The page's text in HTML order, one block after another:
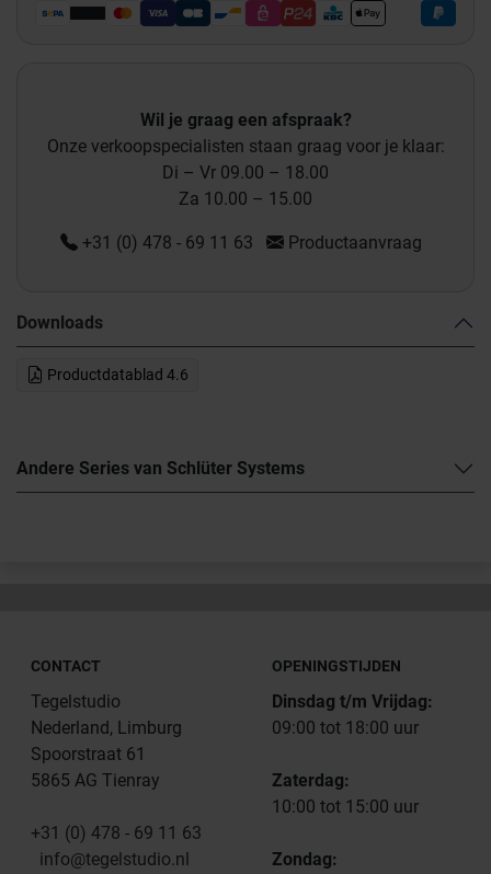
Wil je graag een afspraak?
Onze verkoopspecialisten staan graag voor je klaar:
Di – Vr 09.00 – 18.00
Za 10.00 – 15.00
+31 (0) 478 - 69 11 63 Productaanvraag
Downloads
Productdatablad 4.6
Andere Series van Schlüter Systems
CONTACT
Tegelstudio
Nederland, Limburg
Spoorstraat 61
5865 AG Tienray
+31 (0) 478 - 69 11 63
info@tegelstudio.nl
OPENINGSTIJDEN
Dinsdag t/m Vrijdag:
09:00 tot 18:00 uur
Zaterdag:
10:00 tot 15:00 uur
Zondag: